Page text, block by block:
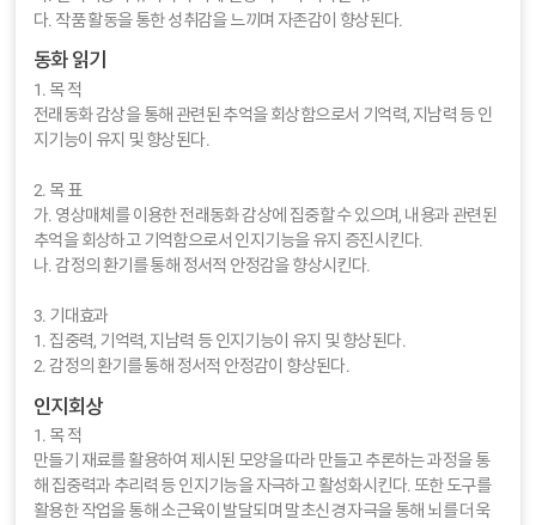
다. 작품 활동을 통한 성취감을 느끼며 자존감이 향상된다.
동화 읽기
1. 목 적
전래동화 감상을 통해 관련된 추억을 회상함으로서 기억력, 지남력 등 인
지기능이 유지 및 향상된다.
2. 목 표
가. 영상매체를 이용한 전래동화 감상에 집중할 수 있으며, 내용과 관련된
추억을 회상하고 기억함으로서 인지기능을 유지 증진시킨다.
나. 감정의 환기를 통해 정서적 안정감을 향상시킨다.
3. 기대효과
1. 집중력, 기억력, 지남력 등 인지기능이 유지 및 향상된다.
2. 감정의 환기를 통해 정서적 안정감이 향상된다.
인지회상
1. 목 적
만들기 재료를 활용하여 제시된 모양을 따라 만들고 추론하는 과정을 통
해 집중력과 추리력 등 인지기능을 자극하고 활성화시킨다. 또한 도구를
활용한 작업을 통해 소근육이 발달되며 말초신경 자극을 통해 뇌를 더욱